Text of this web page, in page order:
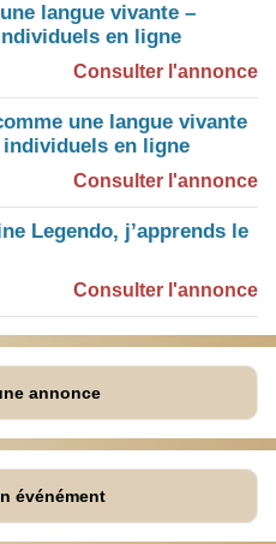
langue vivante –
en ligne
Consulter l'annonce
une langue vivante
en ligne
Consulter l'annonce
Legendo, j’apprends le
Consulter l'annonce
annonce
événément